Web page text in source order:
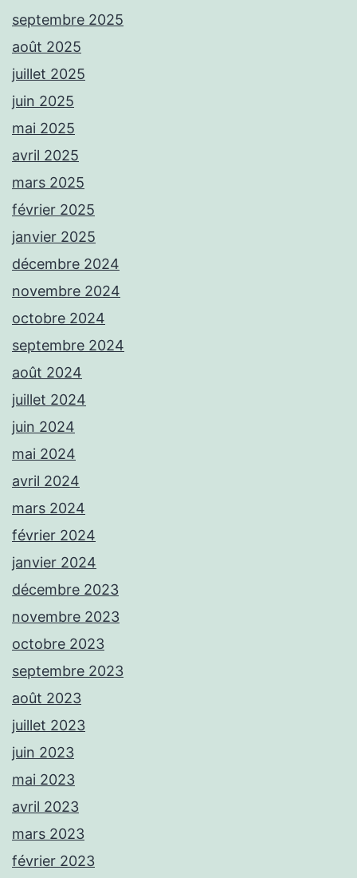
septembre 2025
août 2025
juillet 2025
juin 2025
mai 2025
avril 2025
mars 2025
février 2025
janvier 2025
décembre 2024
novembre 2024
octobre 2024
septembre 2024
août 2024
juillet 2024
juin 2024
mai 2024
avril 2024
mars 2024
février 2024
janvier 2024
décembre 2023
novembre 2023
octobre 2023
septembre 2023
août 2023
juillet 2023
juin 2023
mai 2023
avril 2023
mars 2023
février 2023